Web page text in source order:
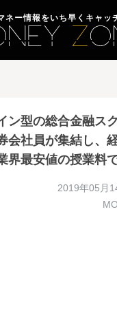
ネー情報をいち早くキャッ
ン型の総合金融ス
会社員が集結し、
界最安値の授業料
2019年05月